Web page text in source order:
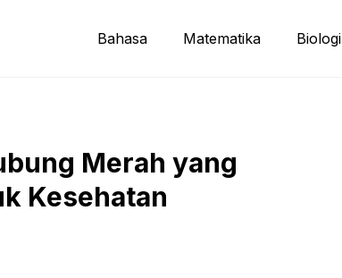
Bahasa Matematika Biologi
Merah yang
Kesehatan